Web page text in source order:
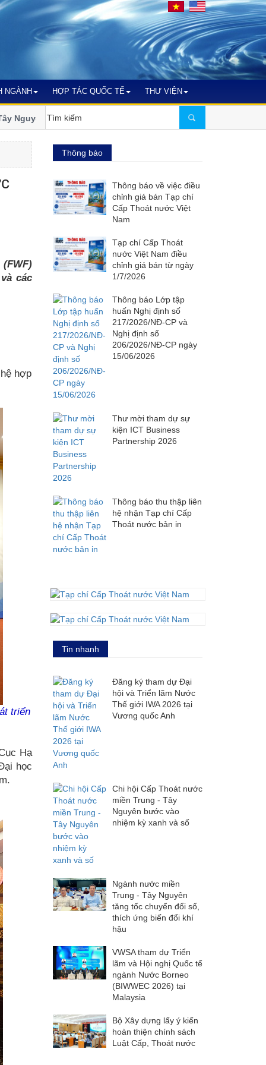
NGÀNH HỢP TÁC QUỐC TẾ THƯ VIỆN
bước vào nhiệm kỳ xanh và
Ngành nước miền Trung
đổi khí hậu
các
hợp
triển
Hạ
học
Thông báo
Thông báo về việc điều
chỉnh giá bán Tạp chí
Cấp Thoát nước Việt
Nam
Tạp chí Cấp Thoát
nước Việt Nam điều
chỉnh giá bán từ ngày
1/7/2026
Thông báo Lớp tập
huấn Nghị định số
217/2026/NĐ-CP và
Nghị định số
206/2026/NĐ-CP ngày
15/06/2026
Thư mời tham dự sự
kiện ICT Business
Partnership 2026
Thông báo thu thập liên
hệ nhận Tạp chí Cấp
Thoát nước bản in
Tin nhanh
Đăng ký tham dự Đại
hội và Triển lãm Nước
Thế giới IWA 2026 tại
Vương quốc Anh
Chi hội Cấp Thoát nước
miền Trung - Tây
Nguyên bước vào
nhiệm kỳ xanh và số
Ngành nước miền
Trung - Tây Nguyên
tăng tốc chuyển đổi số,
thích ứng biến đổi khí
hậu
VWSA tham dự Triển
lãm và Hội nghị Quốc tế
ngành Nước Borneo
(BIWWEC 2026) tại
Malaysia
Bộ Xây dựng lấy ý kiến
hoàn thiện chính sách
Luật Cấp, Thoát nước